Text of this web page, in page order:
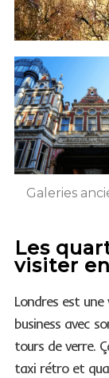
Galeries
Les
visiter
Londres est
business avec
tours de verre.
taxi rétro et